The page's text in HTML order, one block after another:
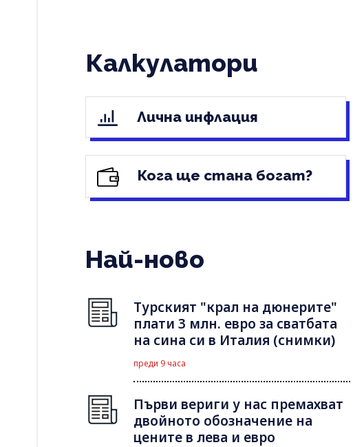
Калкулатори
Лична инфлация
Кога ще стана богат?
Най-ново
Турският "крал на дюнерите"
плати 3 млн. евро за сватбата
на сина си в Италия (снимки)
преди 9 часа
Първи вериги у нас премахват
двойното обозначение на
цените в лева и евро